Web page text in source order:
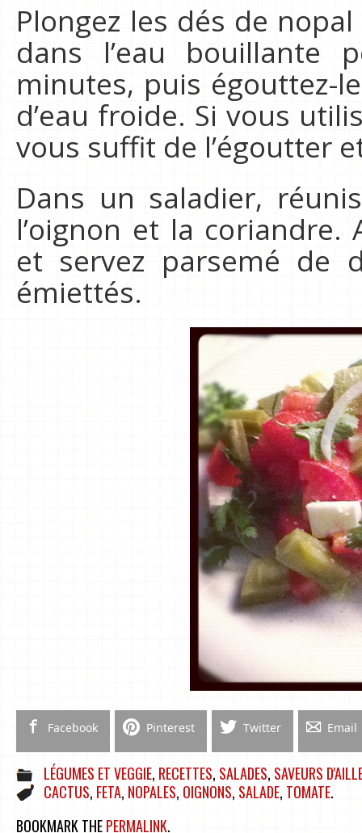
Plongez les dés de
dans l’eau bouillante
minutes, puis égouttez-
d’eau froide. Si vous
vous suffit de l’égoutter
Dans un saladier,
l’oignon et la coriandre.
et servez parsemé de
émiettés.
Facebook Pinterest Twitter Email
LÉGUMES ET VEGGIE, RECETTES, SALADES, SAVEURS
CACTUS, FETA, NOPALES, OIGNONS, SALADE, TOMATE.
BOOKMARK THEPERMALINK.